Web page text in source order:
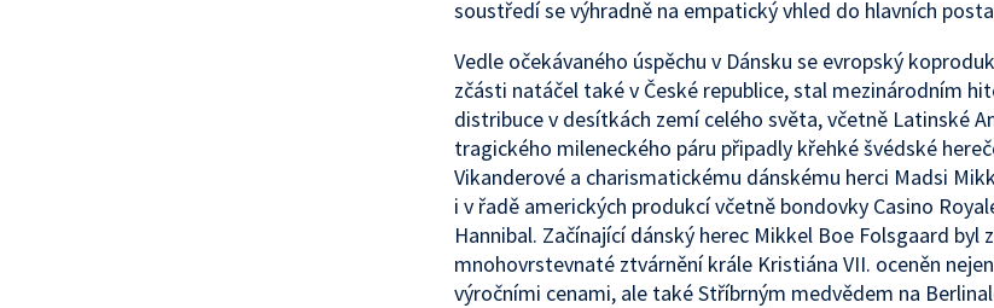
soustředí se výhradně na empatický vhled do hlavních
Vedle očekávaného úspěchu v Dánsku se evropský
zčásti natáčel také v České republice, stal mezinárodním
distribuce v desítkách zemí celého světa, včetně Latinské
tragického mileneckého páru připadly křehké švédské
Vikanderové a charismatickému dánskému herci Madsi
i v řadě amerických produkcí včetně bondovky Casino
Hannibal. Začínající dánský herec Mikkel Boe Folsgaard byl
mnohovrstevnaté ztvárnění krále Kristiána VII. oceněn
výročními cenami, ale také Stříbrným medvědem na